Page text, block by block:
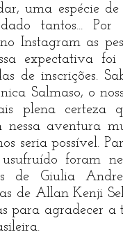
uma espécie
tantos...
Instagram as
expectativa
de inscrições.
Salmaso, o
plena certeza
nessa aventura
seria possível.
usufruído foram
de Giulia
de Allan Kenji
para agradecer a